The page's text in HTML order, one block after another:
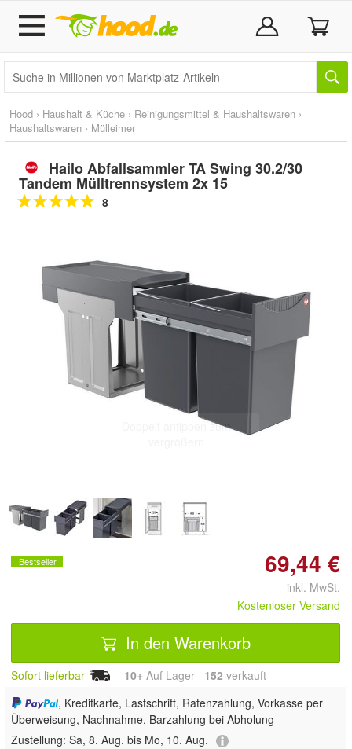
Hood › Haushalt & Küche › Reinigungsmittel & Haushaltswaren ›
Haushaltswaren › Mülleimer
Hailo Abfallsammler TA Swing 30.2/30
Tandem Mülltrennsystem 2x 15
8
Doppelt antippen zum
Bestseller 69,44 €
inkl. MwSt.
Kostenloser Versand
In den Warenkorb
Sofort lieferbar 10+ Auf Lager 152 verkauft
, Kreditkarte, Lastschrift, Ratenzahlung, Vorkasse per
Überweisung, Nachnahme, Barzahlung bei Abholung
Zustellung: Sa, 8. Aug. bis Mo, 10. Aug.